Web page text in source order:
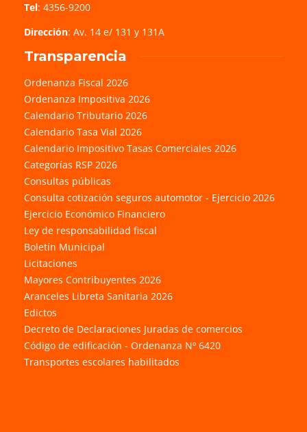
Tel: 4356-9200
Dirección: Av. 14 e/ 131 y 131A
Transparencia
Ordenanza Fiscal 2026
Ordenanza Impositiva 2026
Calendario Tributario 2026
Calendario Tasa Vial 2026
Calendario Impositivo Tasas Comerciales 2026
Categorías RSP 2026
Consultas públicas
Consulta cotización seguros automotor - Ejercicio 2026
Ejercicio Económico Financiero
Ley de responsabilidad fiscal
Boletín Municipal
Licitaciones
Mayores Contribuyentes 2026
Aranceles Libreta Sanitaria 2026
Edictos
Decreto de Declaraciones Juradas de comercios
Código de edificación - Ordenanza Nº 6420
Transportes escolares habilitados